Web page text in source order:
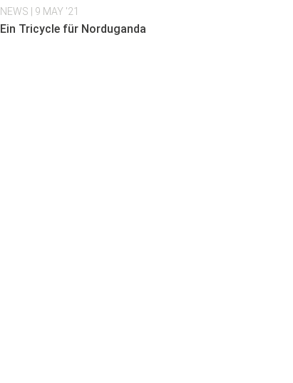
NEWS | 9 MAY '21
Ein Tricycle für Norduganda